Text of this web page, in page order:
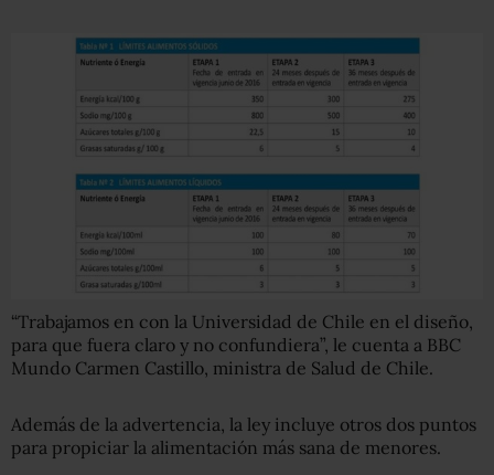
“Trabajamos en con la Universidad de Chile en el diseño,
para que fuera claro y no confundiera”, le cuenta a BBC
Mundo Carmen Castillo, ministra de Salud de Chile.
Además de la advertencia, la ley incluye otros dos puntos
para propiciar la alimentación más sana de menores.